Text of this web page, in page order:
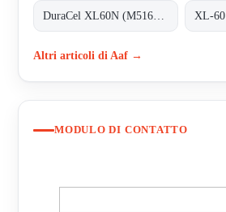
XL-60
Altri articoli di Aaf →
MODULO DI CONTATTO